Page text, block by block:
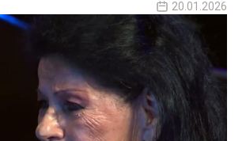
20.01.2026